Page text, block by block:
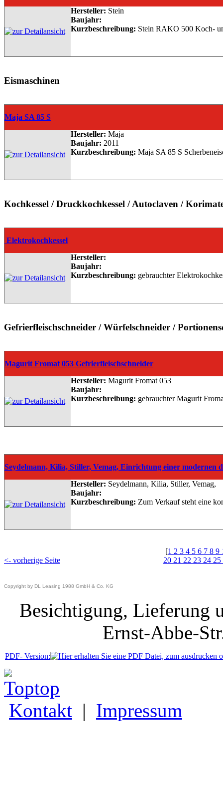
Hersteller: Stein
Baujahr:
Kurzbeschreibung: Stein RAKO 500 Koch-
Eismaschinen
Maja SA 85 S
Hersteller: Maja
Baujahr: 2011
Kurzbeschreibung: Maja SA 85 S
Kochkessel / Druckkochkessel / Autoclaven /
Elektrokochkessel
Hersteller:
Baujahr:
Kurzbeschreibung: gebrauchter
Gefrierfleischschneider / Würfelschneider /
Magurit Fromat 053 Gefrierfleischschneider
Hersteller: Magurit Fromat 053
Baujahr:
Kurzbeschreibung: gebrauchter Magurit
Seydelmann, Kilia, Stiller, Vemag, Einrichtung einer modernen
Hersteller: Seydelmann, Kilia, Stiller, Vemag,
Baujahr:
Kurzbeschreibung: Zum Verkauf steht eine
<- vorherige Seite
[1 2 3 4 5 6 7 8 9
20 21 22 23 24 25
Copyright by DL Leasing 1988 GmbH & Co. KG
Besichtigung, Lieferung
Ernst-Abbe-
PDF- Version:
_top
Kontakt | Impressum